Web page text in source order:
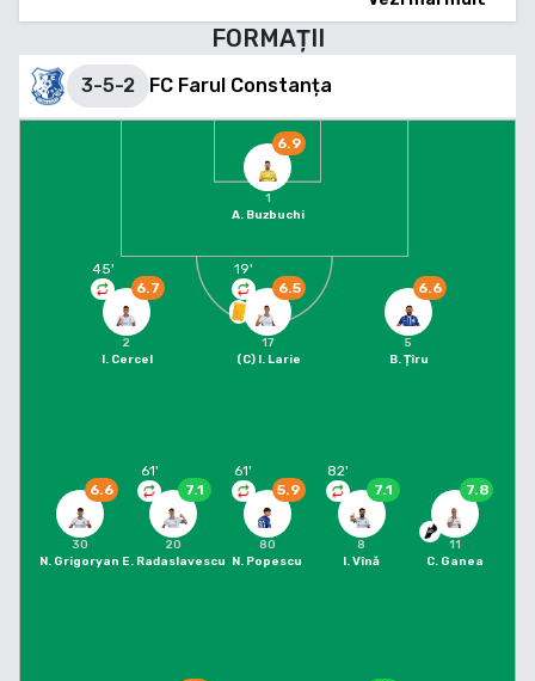
FORMAȚII
3-5-2 FC Farul Constanța
6.9
1
A. Buzbuchi
6.7
45'
2
I. Cercel
6.5
19'
17
(C) I. Larie
6.6
5
B. Țîru
6.6
30
N. Grigoryan
7.1
61'
20
E. Radaslavescu
5.9
61'
80
N. Popescu
7.1
82'
8
I. Vînă
7.8
11
C. Ganea